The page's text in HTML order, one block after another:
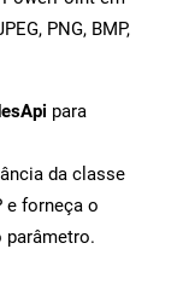
PNG, BMP,
para
da classe
e forneça o
parâmetro.